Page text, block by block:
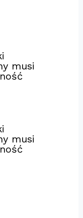
musi
musi